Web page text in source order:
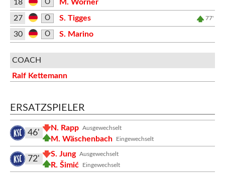
18 O
M. Wörner
27
O S. Tigges 77'
30 O S. Marino
COACH
Ralf Kettemann
ERSATZSPIELER
Ausgewechselt
N. Rapp
Eingewechselt
M. Wäschenbach
46'
Ausgewechselt
S. Jung
Eingewechselt
R. Šimić
72'